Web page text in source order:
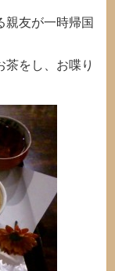
親友が一時帰国
をし、お喋り